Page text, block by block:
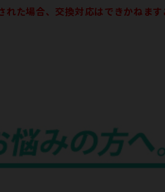
た​場合、​交換対応は​できかねます​